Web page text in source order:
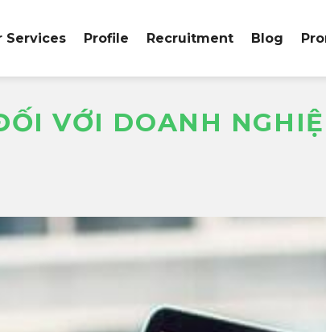
Services Profile Recruitment Blog
VỚI DOANH